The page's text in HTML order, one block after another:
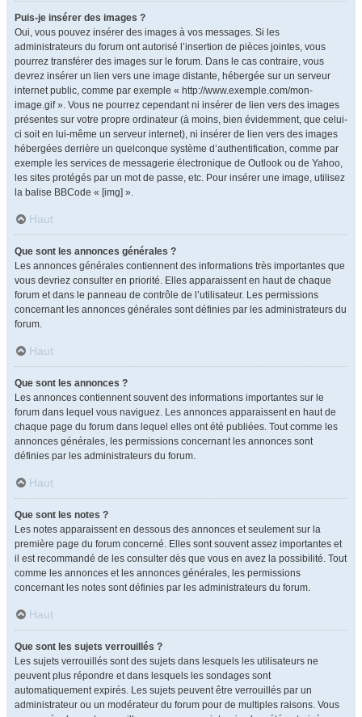
Puis-je insérer des images ?
Oui, vous pouvez insérer des images à vos messages. Si les
administrateurs du forum ont autorisé l’insertion de pièces jointes, vous
pourrez transférer des images sur le forum. Dans le cas contraire, vous
devrez insérer un lien vers une image distante, hébergée sur un serveur
internet public, comme par exemple « http://www.exemple.com/mon-
image.gif ». Vous ne pourrez cependant ni insérer de lien vers des images
présentes sur votre propre ordinateur (à moins, bien évidemment, que celui-
ci soit en lui-même un serveur internet), ni insérer de lien vers des images
hébergées derrière un quelconque système d’authentification, comme par
exemple les services de messagerie électronique de Outlook ou de Yahoo,
les sites protégés par un mot de passe, etc. Pour insérer une image, utilisez
la balise BBCode « [img] ».
Haut
Que sont les annonces générales ?
Les annonces générales contiennent des informations très importantes que
vous devriez consulter en priorité. Elles apparaissent en haut de chaque
forum et dans le panneau de contrôle de l’utilisateur. Les permissions
concernant les annonces générales sont définies par les administrateurs du
forum.
Haut
Que sont les annonces ?
Les annonces contiennent souvent des informations importantes sur le
forum dans lequel vous naviguez. Les annonces apparaissent en haut de
chaque page du forum dans lequel elles ont été publiées. Tout comme les
annonces générales, les permissions concernant les annonces sont
définies par les administrateurs du forum.
Haut
Que sont les notes ?
Les notes apparaissent en dessous des annonces et seulement sur la
première page du forum concerné. Elles sont souvent assez importantes et
il est recommandé de les consulter dès que vous en avez la possibilité. Tout
comme les annonces et les annonces générales, les permissions
concernant les notes sont définies par les administrateurs du forum.
Haut
Que sont les sujets verrouillés ?
Les sujets verrouillés sont des sujets dans lesquels les utilisateurs ne
peuvent plus répondre et dans lesquels les sondages sont
automatiquement expirés. Les sujets peuvent être verrouillés par un
administrateur ou un modérateur du forum pour de multiples raisons. Vous